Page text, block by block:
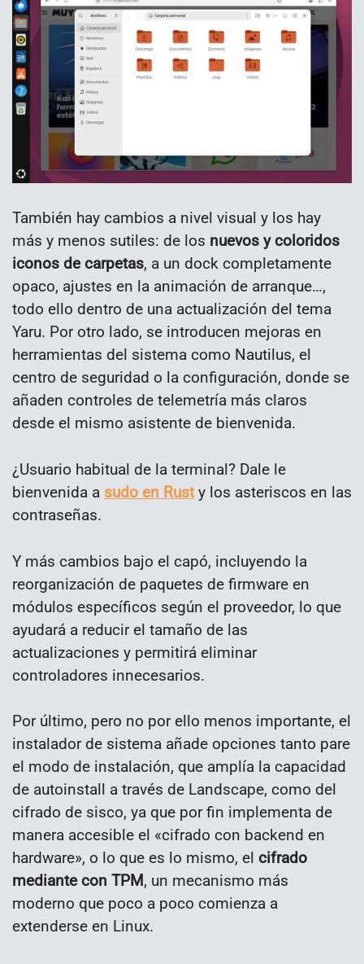
También hay cambios a nivel visual y los hay
más y menos sutiles: de los nuevos y coloridos
iconos de carpetas, a un dock completamente
opaco, ajustes en la animación de arranque…,
todo ello dentro de una actualización del tema
Yaru. Por otro lado, se introducen mejoras en
herramientas del sistema como Nautilus, el
centro de seguridad o la configuración, donde se
añaden controles de telemetría más claros
desde el mismo asistente de bienvenida.
¿Usuario habitual de la terminal? Dale le
bienvenida a sudo en Rusty los asteriscos en las
contraseñas.
Y más cambios bajo el capó, incluyendo la
reorganización de paquetes de firmware en
módulos específicos según el proveedor, lo que
ayudará a reducir el tamaño de las
actualizaciones y permitirá eliminar
controladores innecesarios.
Por último, pero no por ello menos importante, el
instalador de sistema añade opciones tanto pare
el modo de instalación, que amplía la capacidad
de autoinstall a través de Landscape, como del
cifrado de sisco, ya que por fin implementa de
manera accesible el «cifrado con backend en
hardware», o lo que es lo mismo, el cifrado
mediante con TPM, un mecanismo más
moderno que poco a poco comienza a
extenderse en Linux.